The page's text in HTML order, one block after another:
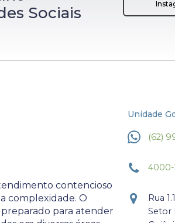
Sociais
contencioso
complexidade. O
preparado para atender
Unidade
(62)
4000-
Rua
Setor